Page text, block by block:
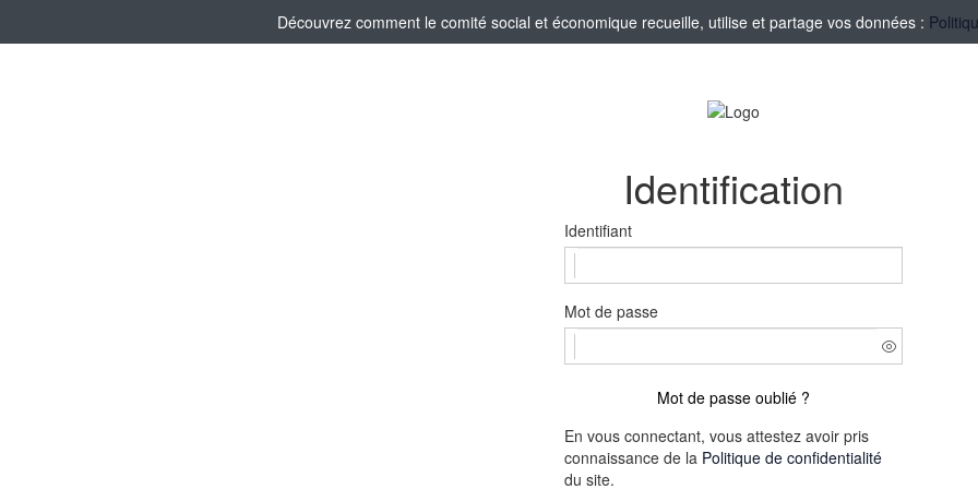
Découvrez comment le comité social et économique recueille, utilise et partage vos données :
Identification
Identifiant
Mot de passe
Mot de passe oublié ?
En vous connectant, vous attestez avoir pris
connaissance de la Politique de confidentialité
du site.